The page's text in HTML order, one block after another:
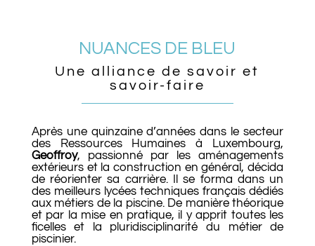
NUANCES DE BLEU
Une alliance de savoir et
savoir-faire
Après une quinzaine d’années dans le secteur
des Ressources Humaines à Luxembourg,
Geoffroy, passionné par les aménagements
extérieurs et la construction en général, décida
de réorienter sa carrière. Il se forma dans un
des meilleurs lycées techniques français dédiés
aux métiers de la piscine. De manière théorique
et par la mise en pratique, il y apprit toutes les
ficelles et la pluridisciplinarité du métier de
piscinier.